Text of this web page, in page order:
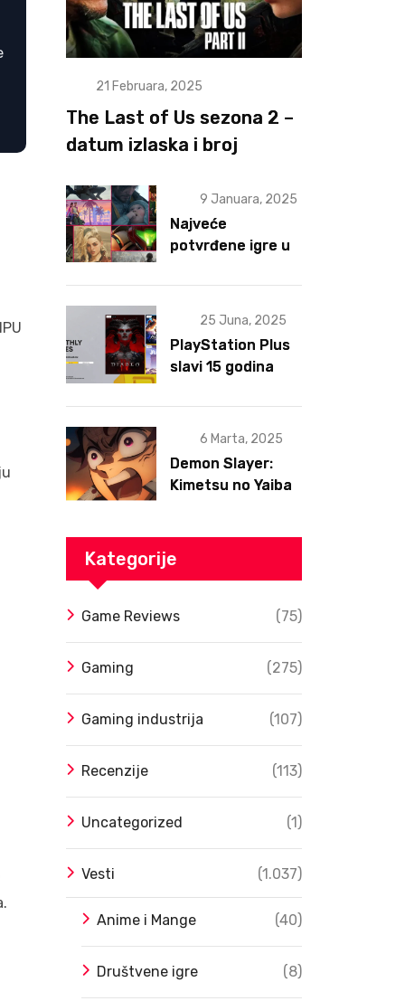
21 Februara, 2025
The Last of Us sezona 2 –
datum izlaska i broj
9 Januara, 2025
Najveće
potvrđene igre u
25 Juna, 2025
PlayStation Plus
slavi 15 godina
6 Marta, 2025
Demon Slayer:
Kimetsu no Yaiba
Kategorije
Game Reviews (75)
Gaming (275)
Gaming industrija (107)
Recenzije (113)
Uncategorized (1)
Vesti (1.037)
Anime i Mange (40)
Društvene igre (8)